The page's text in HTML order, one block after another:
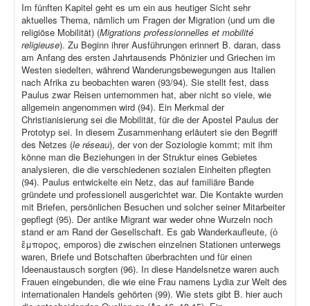
Im fünften Kapitel geht es um ein aus heutiger Sicht sehr
aktuelles Thema, nämlich um Fragen der Migration (und um die
religiöse Mobilität) (Migrations professionnelles et mobilité
religieuse). Zu Beginn ihrer Ausführungen erinnert B. daran, dass
am Anfang des ersten Jahrtausends Phönizier und Griechen im
Westen siedelten, während Wanderungsbewegungen aus Italien
nach Afrika zu beobachten waren (93/94). Sie stellt fest, dass
Paulus zwar Reisen unternommen hat, aber nicht so viele, wie
allgemein angenommen wird (94). Ein Merkmal der
Christianisierung sei die Mobilität, für die der Apostel Paulus der
Prototyp sei. In diesem Zusammenhang erläutert sie den Begriff
des Netzes (le réseau), der von der Soziologie kommt; mit ihm
könne man die Beziehungen in der Struktur eines Gebietes
analysieren, die die verschiedenen sozialen Einheiten pflegten
(94). Paulus entwickelte ein Netz, das auf familiäre Bande
gründete und professionell ausgerichtet war. Die Kontakte wurden
mit Briefen, persönlichen Besuchen und solcher seiner Mitarbeiter
gepflegt (95). Der antike Migrant war weder ohne Wurzeln noch
stand er am Rand der Gesellschaft. Es gab Wanderkaufleute, (ὁ
ἔμπορος, emporos) die zwischen einzelnen Stationen unterwegs
waren, Briefe und Botschaften überbrachten und für einen
Ideenaustausch sorgten (96). In diese Handelsnetze waren auch
Frauen eingebunden, die wie eine Frau namens Lydia zur Welt des
internationalen Handels gehörten (99). Wie stets gibt B. hier auch